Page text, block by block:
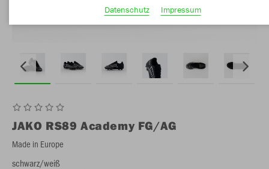
JAKO RS89 Academy FG/AG
Made in Europe
schwarz/weiß
Datenschutz
Impressum